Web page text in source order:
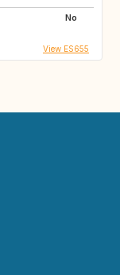
No
View ES655